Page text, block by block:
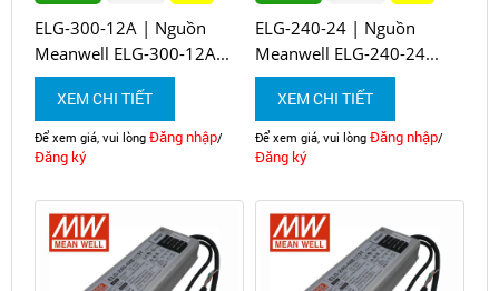
ELG-300-12A | Nguồn
Meanwell ELG-300-12A...
XEM CHI TIẾT
Để xem giá, vui lòng Đăng nhập/
Đăng ký
ELG-240-24 | Nguồn
Meanwell ELG-240-24...
XEM CHI TIẾT
Để xem giá, vui lòng Đăng nhập/
Đăng ký